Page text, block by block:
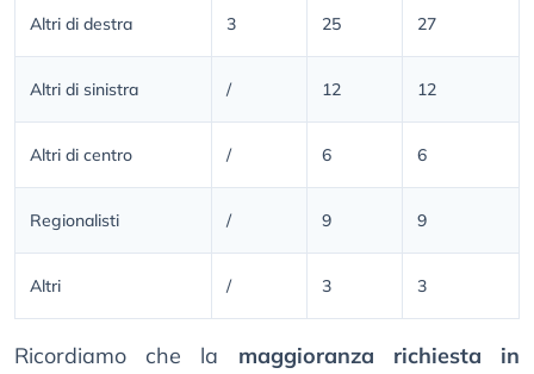
Altri di destra 3 25 27
Altri di sinistra / 12 12
Altri di centro / 6 6
Regionalisti / 9 9
Altri / 3 3
Ricordiamo che la maggioranza richiesta in